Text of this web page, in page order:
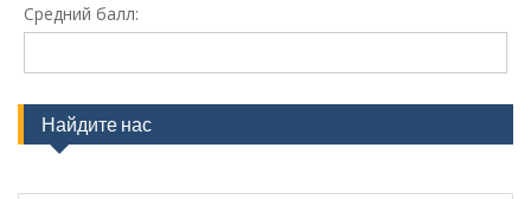
Средний балл:
Найдите нас